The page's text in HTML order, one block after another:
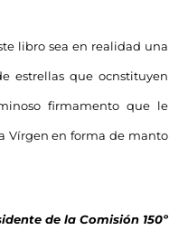
libro sea en realidad una
estrellas que ocnstituyen
firmamento que le
Vírgen en forma de manto
de la Comisión 150º